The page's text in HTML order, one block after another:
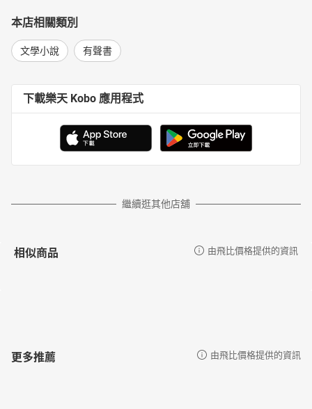
本店相關類別
文學小說 有聲書
下載樂天 Kobo 應用程式
繼續逛其他店舖
相似商品 由飛比價格提供的資訊
更多推薦 由飛比價格提供的資訊